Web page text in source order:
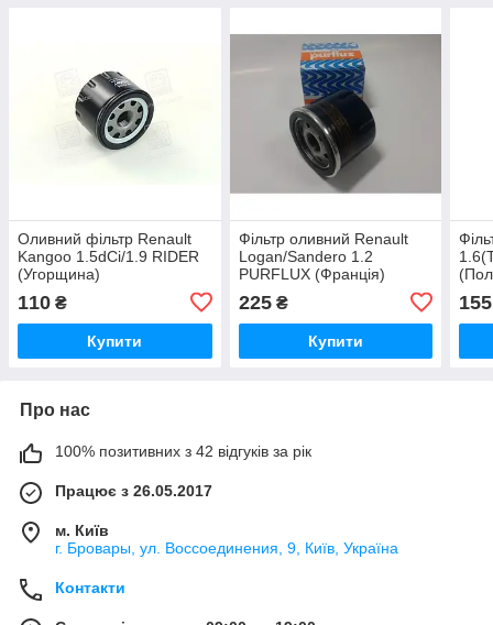
Оливний фільтр Renault
Kangoo 1.5dCi/1.9 RIDER
(Угорщина)
110 ₴
Купити
Фільтр оливний Renault
Logan/Sandero 1.2
PURFLUX (Франція)
225₴
Купити
155
Про нас
100% позитивних з 42 відгуків за рік
Працює з 26.05.2017
м. Київ
г. Бровары, ул. Воссоединения, 9, Київ, Україна
Контакти